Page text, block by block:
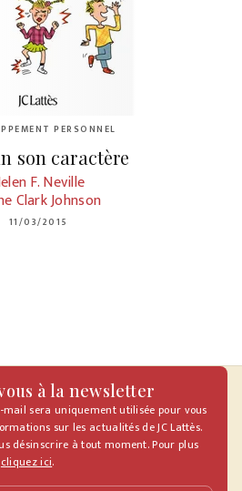
PERSONNEL
son caractère
F. Neville
Clark Johnson
11/03/2015
à la newsletter
mail sera uniquement utilisée pour vous
sur les actualités de JC Lattès.
désinscrire à tout moment. Pour plus
cliquez ici.